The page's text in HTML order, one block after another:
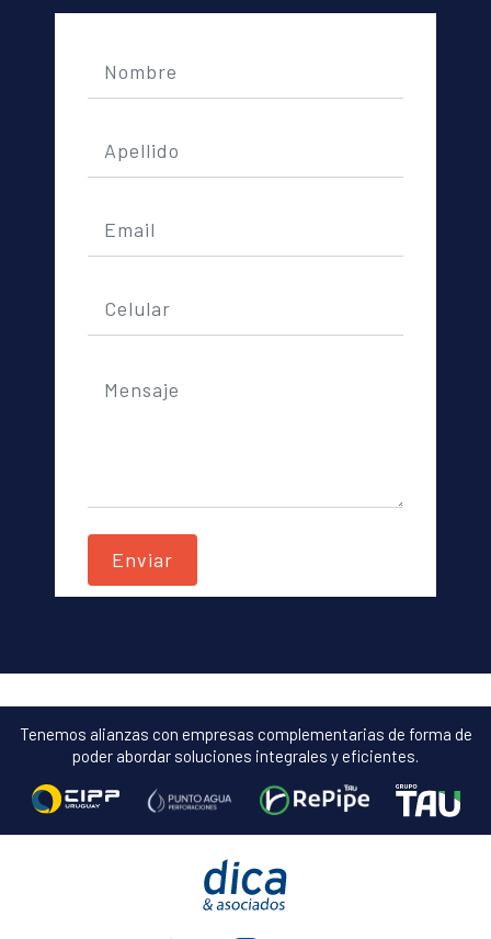
Tenemos alianzas con empresas complementarias de forma de
poder abordar soluciones integrales y eficientes.